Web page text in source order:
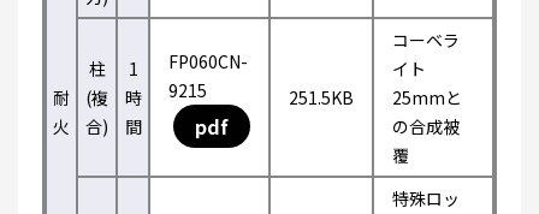
耐
火
柱
(複
合)
1
時
間
FP060CN-
9215
pdf
251.5KB
コーベラ
イト
25mmと
の合成被
覆
特殊ロッ